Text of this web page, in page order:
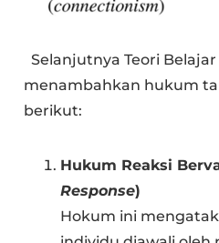
Selanjutnya Teori
menambahkan hukum
berikut:
Hukum Reaksi
Response)
Hokum ini